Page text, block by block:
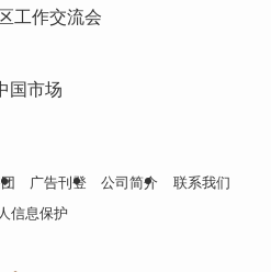
工作交流会
国市场
广告刊登 公司简介
联系我们
信息保护